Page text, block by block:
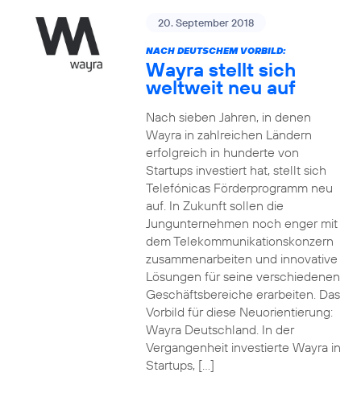
20. September 2018
NACH DEUTSCHEM VORBILD:
Wayra stellt sich
weltweit neu auf
Nach sieben Jahren, in denen
Wayra in zahlreichen Ländern
erfolgreich in hunderte von
Startups investiert hat, stellt sich
Telefónicas Förderprogramm neu
auf. In Zukunft sollen die
Jungunternehmen noch enger mit
dem Telekommunikationskonzern
zusammenarbeiten und innovative
Lösungen für seine verschiedenen
Geschäftsbereiche erarbeiten. Das
Vorbild für diese Neuorientierung:
Wayra Deutschland. In der
Vergangenheit investierte Wayra in
Startups, […]